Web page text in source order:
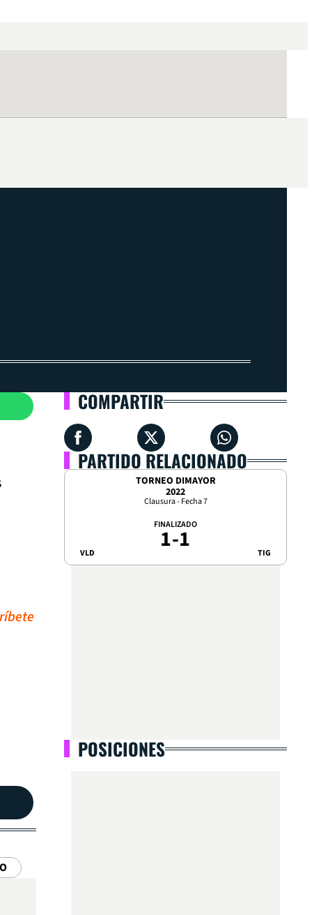
COMPARTIR
PARTIDO RELACIONADO
TORNEO DIMAYOR
2022
Clausura - Fecha 7
VLD
FINALIZADO
1-1 TIG
POSICIONES